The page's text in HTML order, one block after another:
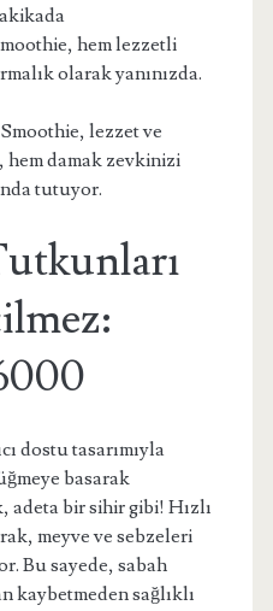
hem lezzetli
olarak yanınızda.
lezzet ve
hem damak zevkinizi
tutuyor.
dostu tasarımıyla
basarak
adeta bir sihir gibi! Hızlı
meyve ve sebzeleri
Bu sayede, sabah
kaybetmeden sağlıklı